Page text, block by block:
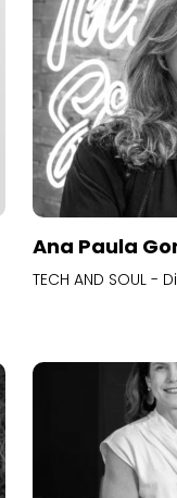
Ana Paula
TECH AND SOUL